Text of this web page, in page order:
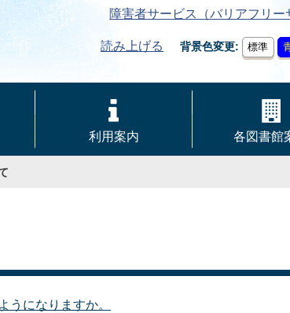
障害者サービス（バリアフリー
読み上げる 背景色変更 標準
利用案内 各図書館
うになりますか。